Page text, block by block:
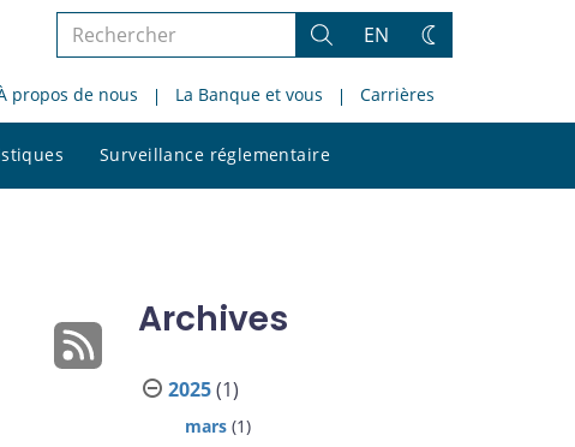
Rechercher
le
site
Rechercher
EN
Changez
thème
propos de nous La Banque et vous Carrières
Surveillance réglementaire
le
Archives
2025(1)
mars (1)